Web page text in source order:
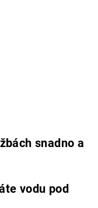
snadno a
vodu pod